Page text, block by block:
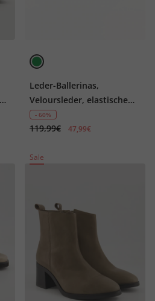
Leder-Ballerinas,
Veloursleder, elastische
Ferse, Weite H
- 60%
119,99€ 47,99€
Sale